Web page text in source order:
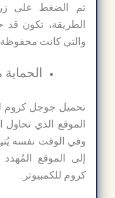
ثم الضغط على زر
الطريقة، تكون قد
والتي كانت محفوظة.
تحميل جوجل كروم
الموقع الذي تحاول
وفي الوقت نفسه
إلى الموقع
كروم للكمبيوتر​.